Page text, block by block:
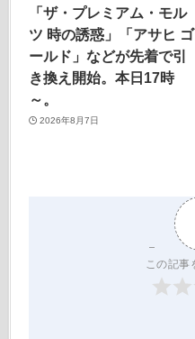
「ザ・プレミアム・モル
ツ 時の誘惑」「アサヒ ゴ
ールド」などが先着で引
き換え開始。本日17時
～。
2026年8月7日
この記事